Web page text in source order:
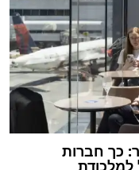
כך חברות
למלכודת